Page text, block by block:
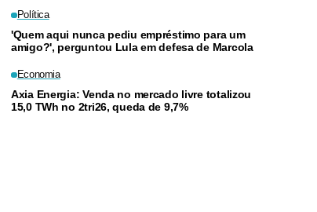
Política
'Quem aqui nunca pediu empréstimo para um
amigo?', perguntou Lula em defesa de Marcola
Economia
Axia Energia: Venda no mercado livre totalizou
15,0 TWh no 2tri26, queda de 9,7%